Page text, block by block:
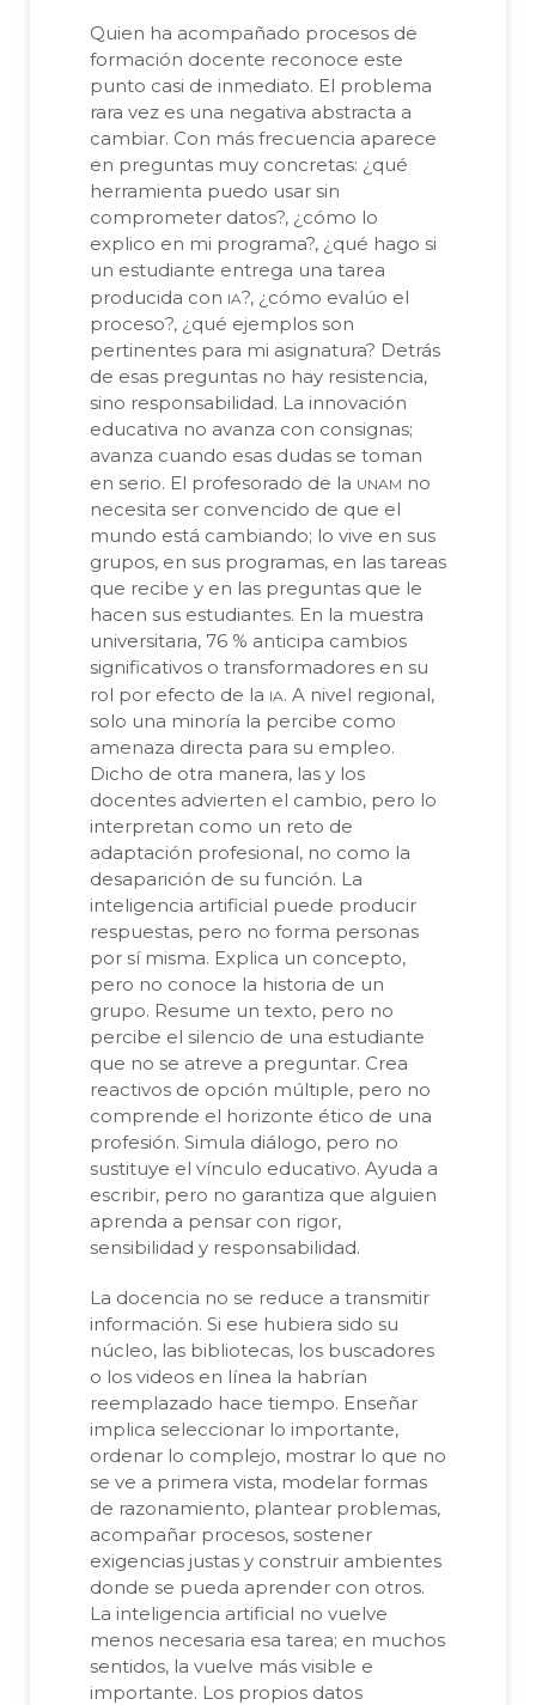
Quien ha acompañado procesos de
formación docente reconoce este
punto casi de inmediato. El problema
rara vez es una negativa abstracta a
cambiar. Con más frecuencia aparece
en preguntas muy concretas: ¿qué
herramienta puedo usar sin
comprometer datos?, ¿cómo lo
explico en mi programa?, ¿qué hago si
un estudiante entrega una tarea
producida con ia?, ¿cómo evalúo el
proceso?, ¿qué ejemplos son
pertinentes para mi asignatura? Detrás
de esas preguntas no hay resistencia,
sino responsabilidad. La innovación
educativa no avanza con consignas;
avanza cuando esas dudas se toman
en serio. El profesorado de la unam no
necesita ser convencido de que el
mundo está cambiando; lo vive en sus
grupos, en sus programas, en las tareas
que recibe y en las preguntas que le
hacen sus estudiantes. En la muestra
universitaria, 76 % anticipa cambios
significativos o transformadores en su
rol por efecto de la ia. A nivel regional,
solo una minoría la percibe como
amenaza directa para su empleo.
Dicho de otra manera, las y los
docentes advierten el cambio, pero lo
interpretan como un reto de
adaptación profesional, no como la
desaparición de su función. La
inteligencia artificial puede producir
respuestas, pero no forma personas
por sí misma. Explica un concepto,
pero no conoce la historia de un
grupo. Resume un texto, pero no
percibe el silencio de una estudiante
que no se atreve a preguntar. Crea
reactivos de opción múltiple, pero no
comprende el horizonte ético de una
profesión. Simula diálogo, pero no
sustituye el vínculo educativo. Ayuda a
escribir, pero no garantiza que alguien
aprenda a pensar con rigor,
sensibilidad y responsabilidad.
La docencia no se reduce a transmitir
información. Si ese hubiera sido su
núcleo, las bibliotecas, los buscadores
o los videos en línea la habrían
reemplazado hace tiempo. Enseñar
implica seleccionar lo importante,
ordenar lo complejo, mostrar lo que no
se ve a primera vista, modelar formas
de razonamiento, plantear problemas,
acompañar procesos, sostener
exigencias justas y construir ambientes
donde se pueda aprender con otros.
La inteligencia artificial no vuelve
menos necesaria esa tarea; en muchos
sentidos, la vuelve más visible e
importante. Los propios datos